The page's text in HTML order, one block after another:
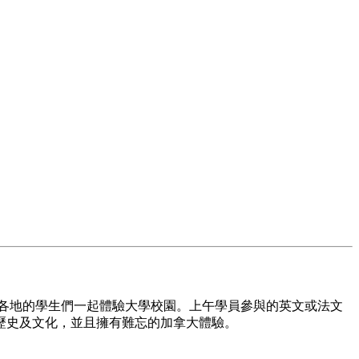
地的學生們一起體驗大學校園。上午學員參與的英文或法文
及文化，並且擁有難忘的加拿大體驗。